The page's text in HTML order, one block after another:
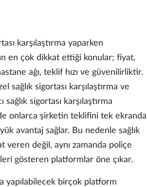
karşılaştırma yaparken
en çok dikkat ettiği konular; fiyat,
ağı, teklif hızı ve güvenilirliktir.
sağlık sigortası karşılaştırma ve
sağlık sigortası karşılaştırma
onlarca şirketin teklifini tek ekranda
avantaj sağlar. Bu nedenle sağlık
veren değil, aynı zamanda poliçe
gösteren platformlar öne çıkar.
yapılabilecek birçok platform